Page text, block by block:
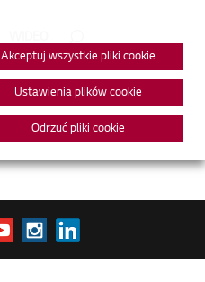
Akceptuj wszystkie pliki cookie
Ustawienia plików cookie
Odrzuć pliki cookie